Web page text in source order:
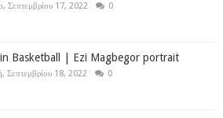
Σεπτεμβρίου 17, 2022 0
Basketball | Ezi Magbegor portrait
Σεπτεμβρίου 18, 2022 0